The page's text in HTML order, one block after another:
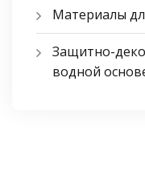
Материалы
Защитно-
водной